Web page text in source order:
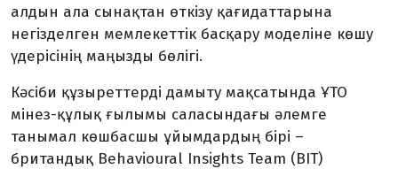
алдын ала сынақтан өткізу қағидаттарына
негізделген мемлекеттік басқару моделіне көшу
үдерісінің маңызды бөлігі.
Кәсіби құзыреттерді дамыту мақсатында ҰТО
мінез-құлық ғылымы саласындағы әлемге
танымал көшбасшы ұйымдардың бірі –
британдық Behavioural Insights Team (BIT)